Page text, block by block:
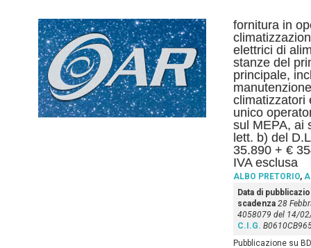
fornitura in
elettrici di
stanze del
principale,
climatizzatori
unico
sul MEPA, ai
lett. b) del
35.890 + €
IVA esclusa
ALBO PRETORIO,
Data di
scadenza 28
4058079 del 14/
C.I.G.
Pubblicazione su